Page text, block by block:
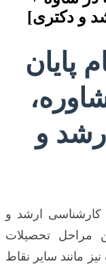
و دکتری]
پایان
و
کارشناسی ارشد و
مراحل تحصیلات
مانند سایر نقاط